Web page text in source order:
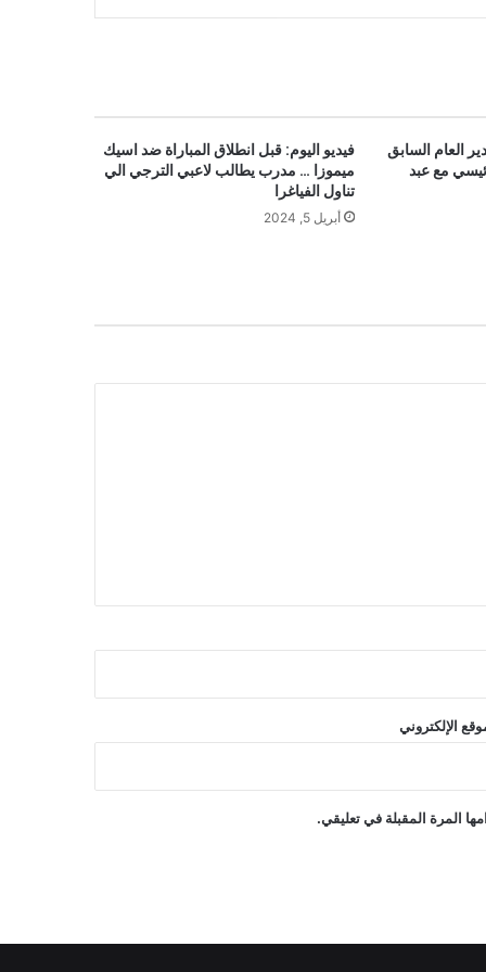
العام السابق
مع عبد
فيديو اليوم: قبل انطلاق المباراة ضد اسيك
ميموزا … مدرب يطالب لاعبي الترجي الي
تناول الفياغرا
أبريل 5, 2024
الإلكتروني
المرة المقبلة في تعليقي.